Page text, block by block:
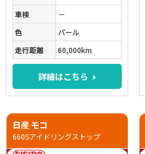
車検
－
色
パール
走行距離
60,000km
詳細はこちら
日産 モコ
660Sアイドリングストップ